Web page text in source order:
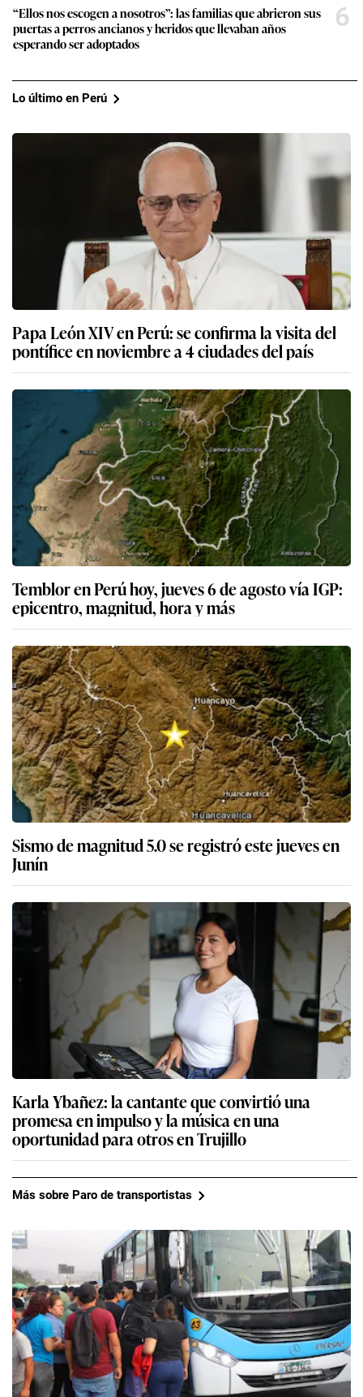
“Ellos nos escogen a nosotros”: las familias que abrieron sus
puertas a perros ancianos y heridos que llevaban años
esperando ser adoptados
6
Lo último en Perú
Papa León XIV en Perú: se confirma la visita del
pontífice en noviembre a 4 ciudades del país
Temblor en Perú hoy, jueves 6 de agosto vía IGP:
epicentro, magnitud, hora y más
Sismo de magnitud 5.0 se registró este jueves en
Junín
Karla Ybañez: la cantante que convirtió una
promesa en impulso y la música en una
oportunidad para otros en Trujillo
Más sobre Paro de transportistas